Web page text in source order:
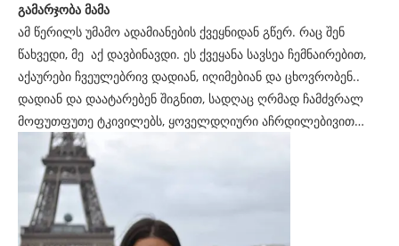
გამარჯობა მამა
ამ წერილს უმამო ადამიანების ქვეყნიდან გწერ. რაც შენ
წახვედი, მე აქ დავბინავდი. ეს ქვეყანა სავსეა ჩემნაირებით,
აქაურები ჩვეულებრივ დადიან, იღიმებიან და ცხოვრობენ..
დადიან და დაატარებენ შიგნით, სადღაც ღრმად ჩამძვრალ
მოფუთფუთე ტკივილებს, ყოველდღიური აჩრდილებივით…